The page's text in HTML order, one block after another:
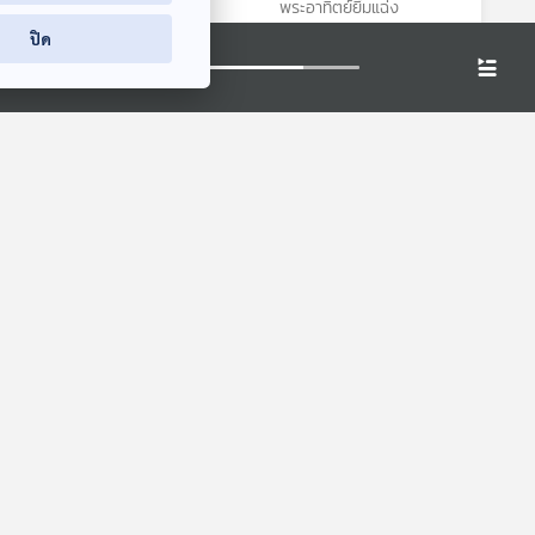
พระอาทิตย์ยิ้มแฉ่ง พระอาทิตย์ยิ้มแฉ่ง
ปิด